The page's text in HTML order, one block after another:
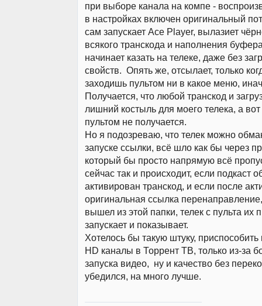
при выборе канала на компе -
в настройках включен оригинальный
сам запускает Ace Player, вылазиет
всякого транскода и наполнения
начинает казать на телеке, даже без
свойств. Опять же, отсылает, только
заходишь пультом ни в какое меню,
Получается, что любой транскод и
лишний костыль для моего телека, а вот
пультом не получается.
Но я подозреваю, что телек можно
запуске ссылки, всё шло как бы через
который бы просто напрямую всё
сейчас так и происходит, если подкаст
активирован транскод, и если после
оригинальная ссылка
вышел из этой папки, телек с пульта их
запускает и показывает.
Хотелось бы такую штуку, приспособить
HD каналы в Торрент ТВ, только из-за
запуска видео, ну и качество без
убедился, на много лучше.